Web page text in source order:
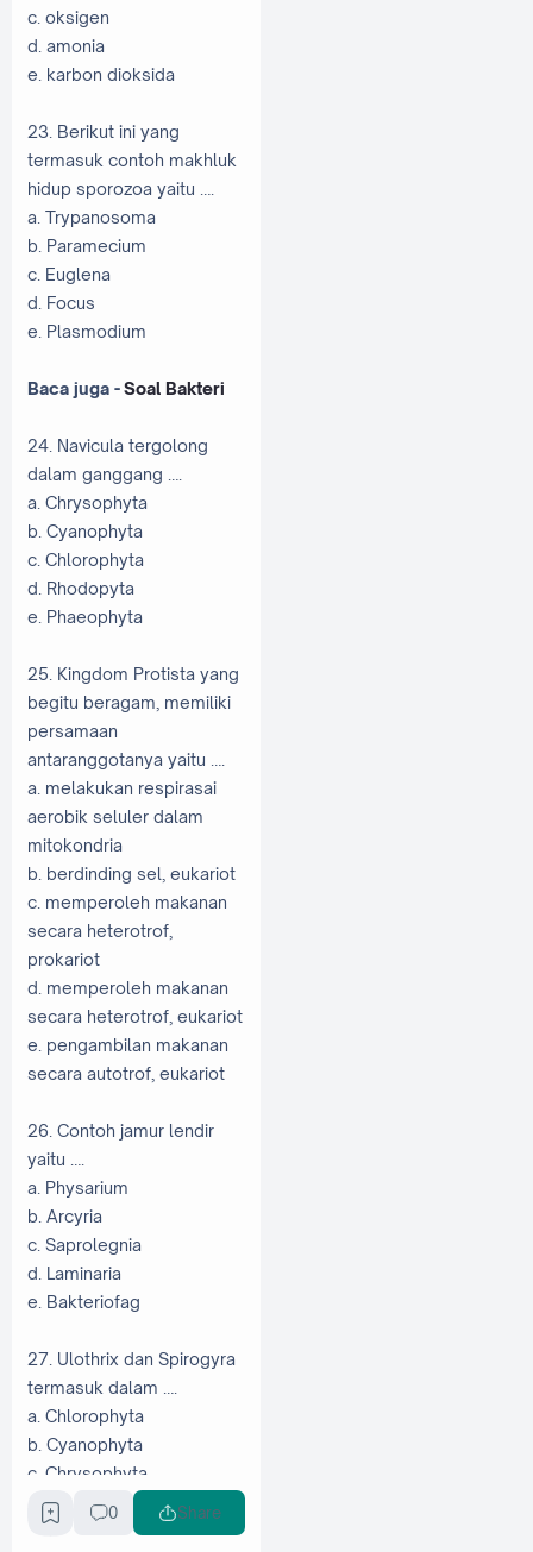
c. oksigen
d. amonia
e. karbon dioksida
23. Berikut ini yang
termasuk contoh makhluk
hidup sporozoa yaitu ….
a. Trypanosoma
b. Paramecium
c. Euglena
d. Focus
e. Plasmodium
Baca juga -Soal Bakteri
24. Navicula tergolong
dalam ganggang ….
a. Chrysophyta
b. Cyanophyta
c. Chlorophyta
d. Rhodopyta
e. Phaeophyta
25. Kingdom Protista yang
begitu beragam, memiliki
persamaan
antaranggotanya yaitu ….
a. melakukan respirasai
aerobik seluler dalam
mitokondria
b. berdinding sel, eukariot
c. memperoleh makanan
secara heterotrof,
prokariot
d. memperoleh makanan
secara heterotrof, eukariot
e. pengambilan makanan
secara autotrof, eukariot
26. Contoh jamur lendir
yaitu ….
a. Physarium
b. Arcyria
c. Saprolegnia
d. Laminaria
e. Bakteriofag
27. Ulothrix dan Spirogyra
termasuk dalam ….
a. Chlorophyta
b. Cyanophyta
c. Chrysophyta
d. Rhodopyta
e. Phaeophyta
0 Share